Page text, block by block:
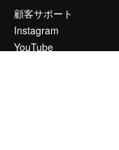
顧客サポート
Instagram
YouTube